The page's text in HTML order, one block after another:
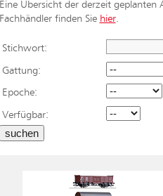
Eine Übersicht der derzeit geplanten
Fachhändler finden Sie hier.
Stichwort:
Gattung:
Epoche:
Verfügbar: